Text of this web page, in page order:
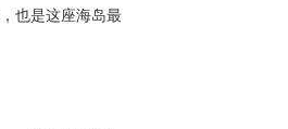
也是这座海岛最